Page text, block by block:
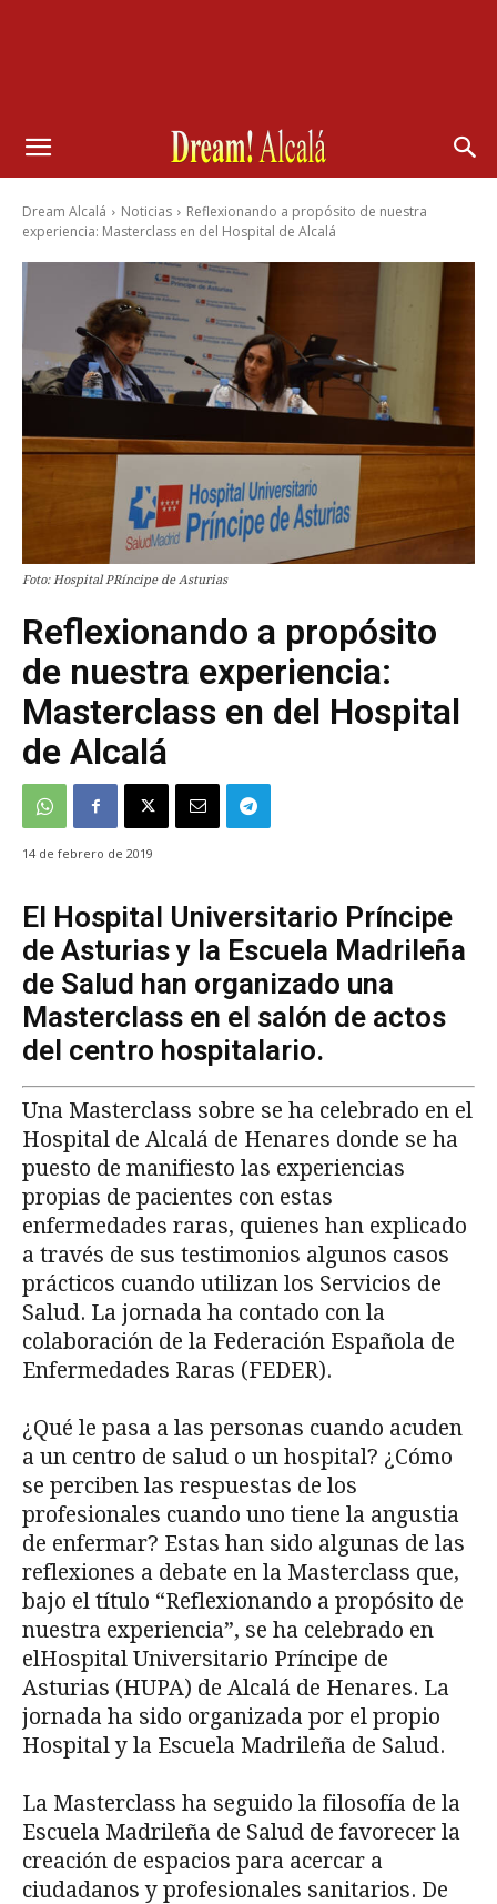
Dream Alcalá Noticias
Reflexionando a propósito de nuestra
experiencia: Masterclass en del Hospital de Alcalá
Foto: Hospital PRíncipe de Asturias
Reflexionando a propósito
de nuestra experiencia:
Masterclass en del Hospital
de Alcalá
14 de febrero de 2019
El Hospital Universitario Príncipe
de Asturias y la Escuela Madrileña
de Salud han organizado una
Masterclass en el salón de actos
del centro hospitalario.
Una Masterclass sobre se ha celebrado en el
Hospital de Alcalá de Henares donde se ha
puesto de manifiesto las experiencias
propias de pacientes con estas
enfermedades raras, quienes han explicado
a través de sus testimonios algunos casos
prácticos cuando utilizan los Servicios de
Salud. La jornada ha contado con la
colaboración de la Federación Española de
Enfermedades Raras (FEDER).
¿Qué le pasa a las personas cuando acuden
a un centro de salud o un hospital? ¿Cómo
se perciben las respuestas de los
profesionales cuando uno tiene la angustia
de enfermar? Estas han sido algunas de las
reflexiones a debate en la Masterclass que,
bajo el título “Reflexionando a propósito de
nuestra experiencia”, se ha celebrado en
elHospital Universitario Príncipe de
Asturias (HUPA) de Alcalá de Henares. La
jornada ha sido organizada por el propio
Hospital y la Escuela Madrileña de Salud.
La Masterclass ha seguido la filosofía de la
Escuela Madrileña de Salud de favorecer la
creación de espacios para acercar a
ciudadanos y profesionales sanitarios. De